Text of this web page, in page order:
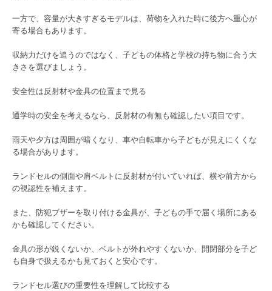
一方で、容量が大きすぎるモデルは、荷物を入れた時に後方へ重心が
寄る場合もあります。
収納力だけを追うのではなく、子どもの体格と学校の持ち物に合う大
きさを選びましょう。
安全性は反射材や金具の位置まで見る
通学時の安全を考えるなら、反射材の有無も確認したい項目です。
雨天や夕方は周囲が暗くなり、車や自転車から子どもが見えにくくな
る場合があります。
ランドセルの側面や肩ベルトに反射材が付いていれば、横や前方から
の視認性を補えます。
また、防犯ブザーを取り付ける金具が、子どもの手で届く場所にある
かも確認してください。
金具の形が鋭くないか、ベルトが外れやすくないか、開閉部分を子ど
も自身で扱えるかも見ておくと安心です。
ランドセル選びの重要性を理解して比較する